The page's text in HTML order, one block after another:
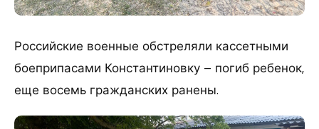
Российские военные обстреляли кассетными
боеприпасами Константиновку – погиб ребенок,
еще восемь гражданских ранены.